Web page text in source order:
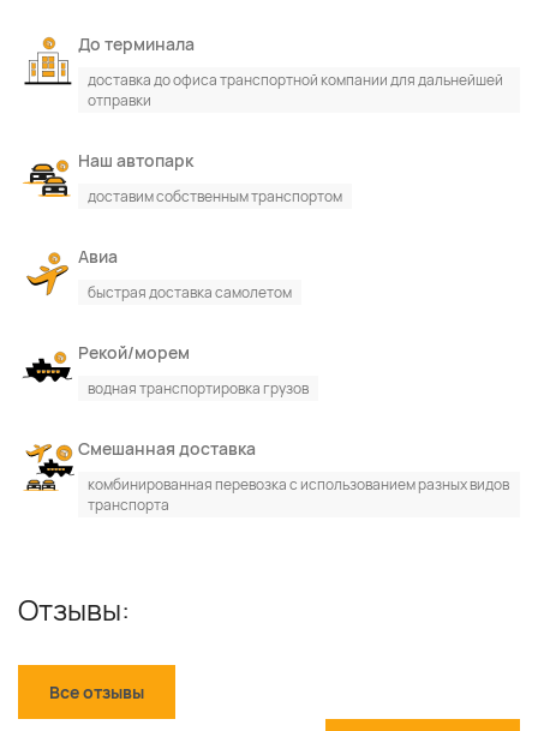
До терминала
доставка до офиса транспортной компании для дальнейшей
отправки
Наш автопарк
доставим собственным транспортом
Авиа
быстрая доставка самолетом
Рекой/морем
водная транспортировка грузов
Смешанная доставка
комбинированная перевозка с использованием разных видов
транспорта
Отзывы:
Все отзывы